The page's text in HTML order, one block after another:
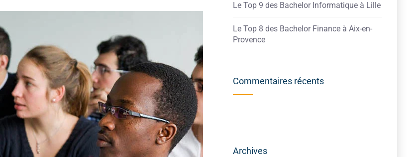
Le Top 9 des Bachelor Informatique à Lille
Le Top 8 des Bachelor Finance à Aix-en-
Provence
Commentaires récents
Archives